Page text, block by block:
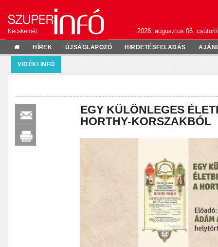
Kecskemét 2026. augusztus 06.
HÍREK ÚJSÁGLAPOZÓ HIRDETÉSFELADÁS
VIDÉKI INFÓ
EGY KÜLÖNLEGES
HORTHY-KORSZAKBÓL